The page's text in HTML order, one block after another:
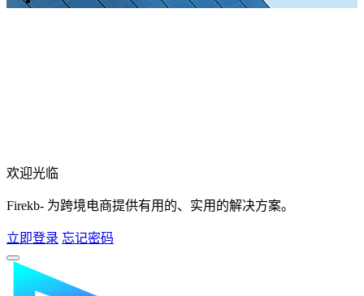
欢迎光临
Firekb- 为跨境电商提供有用的、实用的解决方案。
立即登录 忘记密码